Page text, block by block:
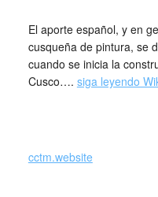
El aporte español, y en
cusqueña de pintura, se
cuando se inicia la
Cusco…. siga leyendo
cctm.website